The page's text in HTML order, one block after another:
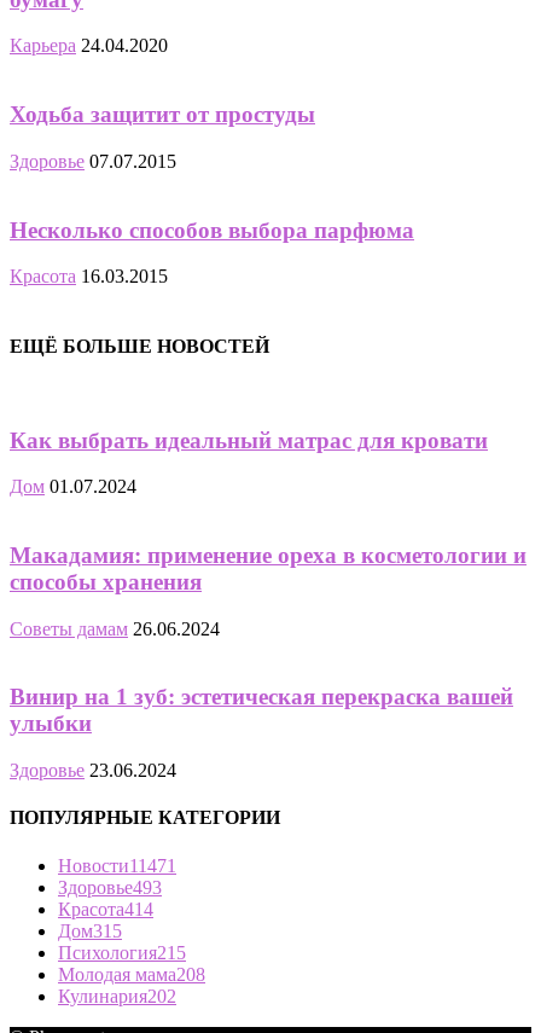
Карьера 24.04.2020
Ходьба защитит от простуды
Здоровье 07.07.2015
Несколько способов выбора парфюма
Красота 16.03.2015
ЕЩЁ БОЛЬШЕ НОВОСТЕЙ
Как выбрать идеальный матрас для кровати
Дом 01.07.2024
Макадамия: применение ореха в косметологии и
способы хранения
Советы дамам 26.06.2024
Винир на 1 зуб: эстетическая перекраска вашей
улыбки
Здоровье 23.06.2024
ПОПУЛЯРНЫЕ КАТЕГОРИИ
Новости11471
Здоровье493
Красота414
Дом315
Психология215
Молодая мама208
Кулинария202